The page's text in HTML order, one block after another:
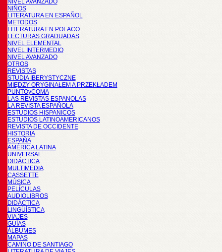
NIVEL AVANZADO
NIÑOS
LITERATURA EN ESPAÑOL
METODOS
LITERATURA EN POLACO
LECTURAS GRADUADAS
NIVEL ELEMENTAL
NIVEL INTERMEDIO
NIVEL AVANZADO
OTROS
REVISTAS
STUDIA IBERYSTYCZNE
MIĘDZY ORYGINAŁEM A PRZEKŁADEM
PUNTOyCOMA
LAS REVISTAS ESPANOLAS
LA REVISTA ESPAÑOLA
ESTUDIOS HISPANICOS
ESTUDIOS LATINOAMERICANOS
REVISTA DE OCCIDENTE
HISTORIA
ESPAÑA
AMÉRICA LATINA
UNIVERSAL
DIDÁCTICA
MULTIMEDIA
CASSETTE
MÚSICA
PELÍCULAS
AUDIOLIBROS
DIDÁCTICA
LINGÜÍSTICA
VIAJES
GUÍAS
ÁLBUMES
MAPAS
CAMINO DE SANTIAGO